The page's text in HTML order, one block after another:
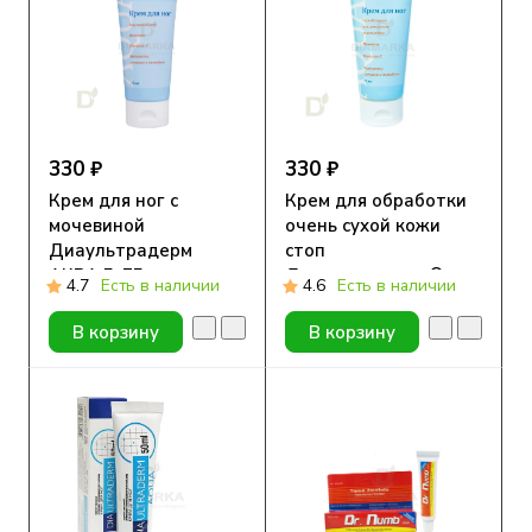
330 ₽
Крем для ног с
мочевиной
Диаультрадерм
АКВА 5, 75 мл.
4.7 Есть в наличии
В корзину
330 ₽
Крем для обработки
очень сухой кожи
стоп
Диаультрадерм®
АКВА 15, 75 ml
4.6 Есть в наличии
В корзину